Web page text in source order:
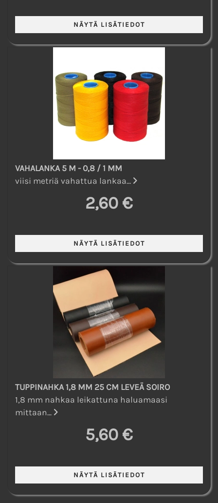
VAHALANKA 5 M - 0,8 / 1 MM
viisi metriä vahattua lankaa...
2,60 €
TUPPINAHKA 1,8 MM 25 CM LEVEÄ SOIRO
1,8 mm nahkaa leikattuna haluamaasi
mittaan...
5,60 €